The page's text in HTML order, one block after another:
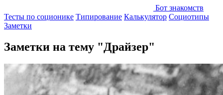
Бот знакомств
Тесты по соционике Типирование Калькулятор Социотипы
Заметки
Заметки на тему "Драйзер"